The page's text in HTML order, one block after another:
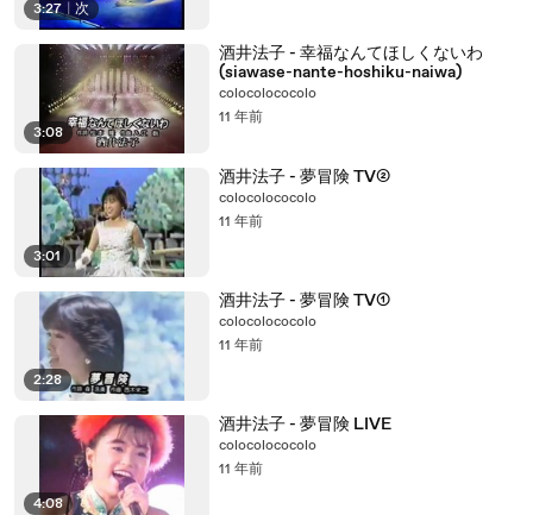
3:27 | 次
3:08
酒井法子 - 幸福なんてほしくないわ
(siawase-nante-hoshiku-naiwa)
colocolococolo
11 年前
3:01
酒井法子 - 夢冒険 TV②
colocolococolo
11 年前
2:28
酒井法子 - 夢冒険 TV①
colocolococolo
11 年前
4:08
酒井法子 - 夢冒険 LIVE
colocolococolo
11 年前